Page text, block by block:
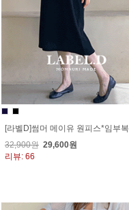
[라벨D]썸머 메이유 원피스*임부복
32,900원 29,600원
리뷰: 66